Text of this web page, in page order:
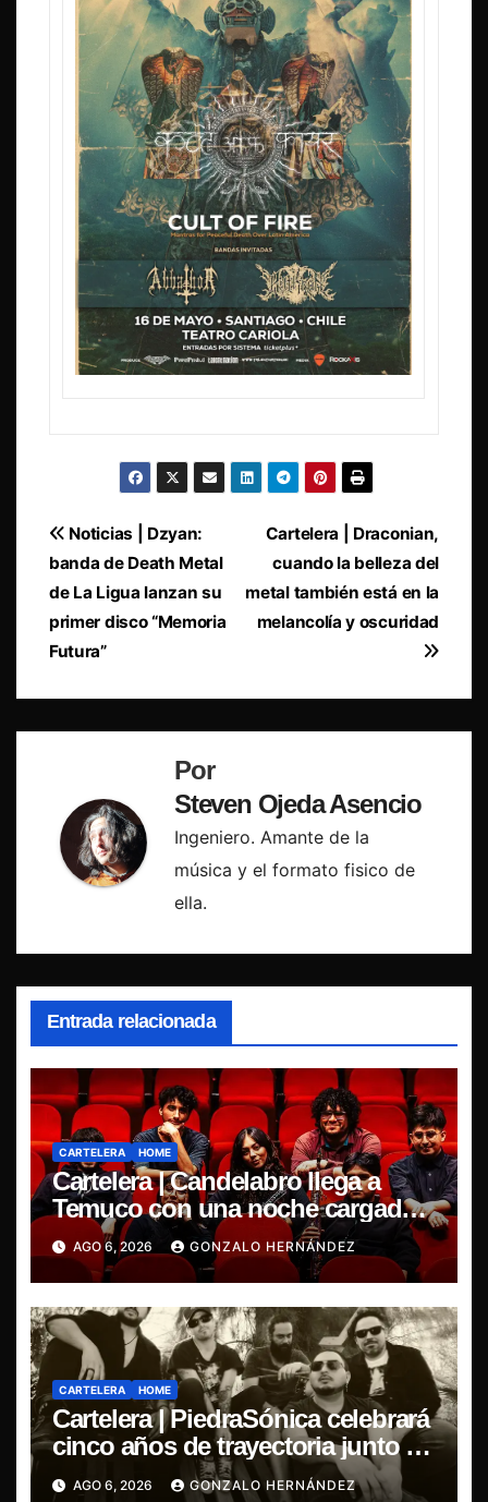
Navegación
de
entradas
Cartelera | Draconian,
cuando la belleza del
metal también está en la
melancolía y oscuridad
Noticias | Dzyan:
banda de Death Metal
de La Ligua lanzan su
primer disco “Memoria
Futura”
Por
Steven Ojeda Asencio
Ingeniero. Amante de la
música y el formato fisico de
ella.
Entrada relacionada
CARTELERA HOME
Cartelera | Candelabro llega a
Temuco con una noche cargada
de indie
AGO 6, 2026 GONZALO HERNÁNDEZ
CARTELERA HOME
Cartelera | PiedraSónica celebrará
cinco años de trayectoria junto a
The Ganjas en el Bar de René
AGO 6, 2026 GONZALO HERNÁNDEZ